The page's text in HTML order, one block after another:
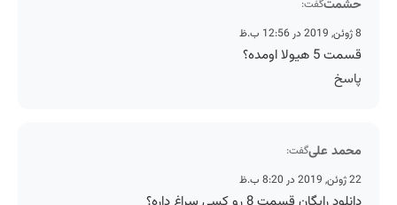
حشمتگفت:
8 ژوئن, 2019 در 12:56 ب.ظ
قسمت 5 هیولا اومده؟
پاسخ
محمد علیگفت:
22 ژوئن, 2019 در 8:20 ب.ظ